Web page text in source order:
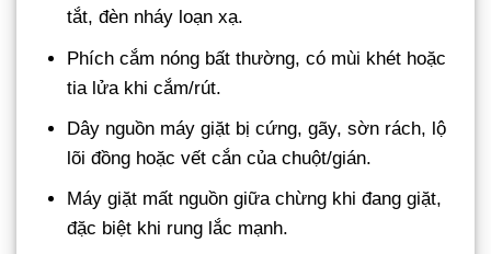
tắt, đèn nháy loạn xạ.
Phích cắm nóng bất thường, có mùi khét hoặc
tia lửa khi cắm/rút.
Dây nguồn máy giặt bị cứng, gãy, sờn rách, lộ
lõi đồng hoặc vết cắn của chuột/gián.
Máy giặt mất nguồn giữa chừng khi đang giặt,
đặc biệt khi rung lắc mạnh.